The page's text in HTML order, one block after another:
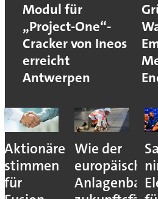
Modul für
„Project-One“-
Cracker von Ineos
erreicht
Antwerpen
Wie der
europäische
Anlagenbau
Sasol
nimmt
Elektrolyseur